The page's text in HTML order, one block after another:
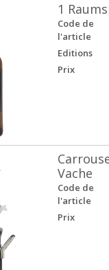
1
Code de
l'article
Editions
Prix
Vache
Code de
l'article
Prix